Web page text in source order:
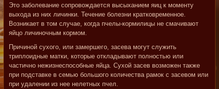
Это заболевание сопровождается высыханием яиц к моменту
выхода из них личинки. Течение болезни кратковременное.
Возникает в том случае, когда пчелы-кормилицы не смачивают
яйцо личиночным кормом.
Причиной сухого, или замершего, засева могут служить
триплоидные матки, которые откладывают полностью или
частично нежизнеспособные яйца. Сухой засев возможен также
при подставке в семью большого количества рамок с засевом или
при удалении из нее нелетных пчел.